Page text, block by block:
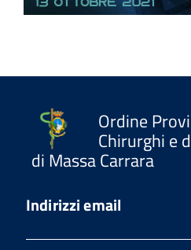
Ordine
Chirurghi e
di Massa Carrara
Indirizzi email